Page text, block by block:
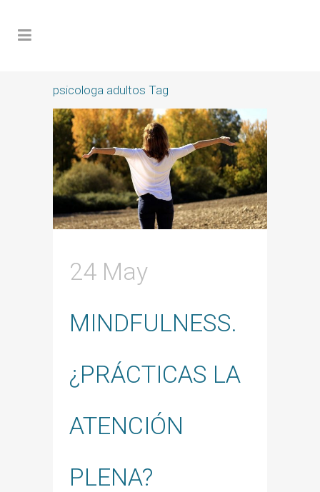
psicologa adultos Tag
24 May
MINDFULNESS.
¿PRÁCTICAS LA
ATENCIÓN
PLENA?